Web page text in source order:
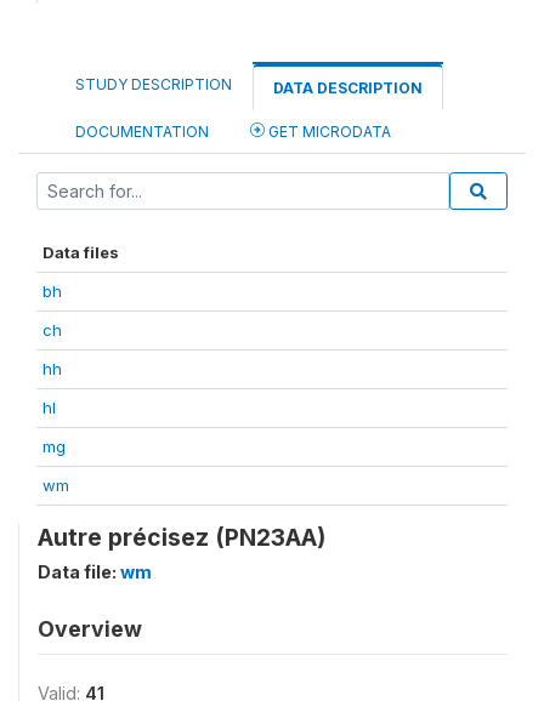
STUDY DESCRIPTION DATA DESCRIPTION
DOCUMENTATION GET MICRODATA
Data files
bh
ch
hh
hl
mg
wm
Autre précisez (PN23AA)
Data file: wm
Overview
Valid: 41